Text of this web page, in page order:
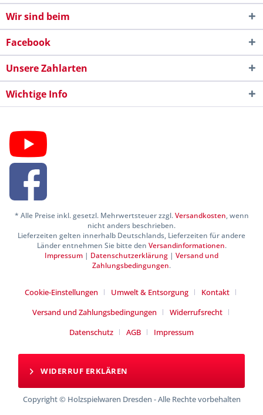
Wir sind beim
Facebook
Unsere Zahlarten
Wichtige Info
* Alle Preise inkl. gesetzl. Mehrwertsteuer zzgl.Versandkosten, wenn
nicht anders beschrieben.
Lieferzeiten gelten innerhalb Deutschlands, Lieferzeiten für andere
Länder entnehmen Sie bitte den Versandinformationen.
Impressum | Datenschutzerklärung | Versand und
Zahlungsbedingungen.
Cookie-Einstellungen Umwelt & Entsorgung
Kontakt
Versand und Zahlungsbedingungen
Widerrufsrecht
Datenschutz
AGB Impressum
WIDERRUF ERKLÄREN
Copyright © Holzspielwaren Dresden - Alle Rechte vorbehalten